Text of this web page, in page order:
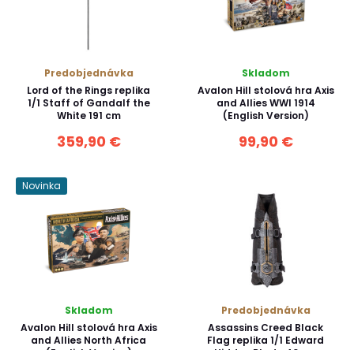
Predobjednávka
Lord of the Rings replika
1/1 Staff of Gandalf the
White 191 cm
359,90 €
Skladom
Avalon Hill stolová hra Axis
and Allies WWI 1914
(English Version)
99,90 €
Novinka
Skladom
Avalon Hill stolová hra Axis
and Allies North Africa
Predobjednávka
Assassins Creed Black
Flag replika 1/1 Edward